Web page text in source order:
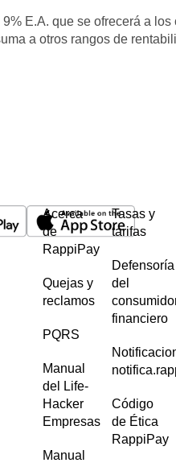
E.A. que se ofrecerá a
a otros rangos de
Acerca
de
RappiPay
Quejas y
reclamos
PQRS
Manual
del Life-
Hacker
Empresas
Manual
Tasas y
tarifas
Defensoría
del
financiero
Código
de Ética
RappiPay